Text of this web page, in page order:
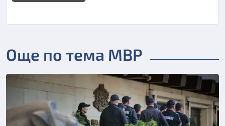
Още по тема МВР